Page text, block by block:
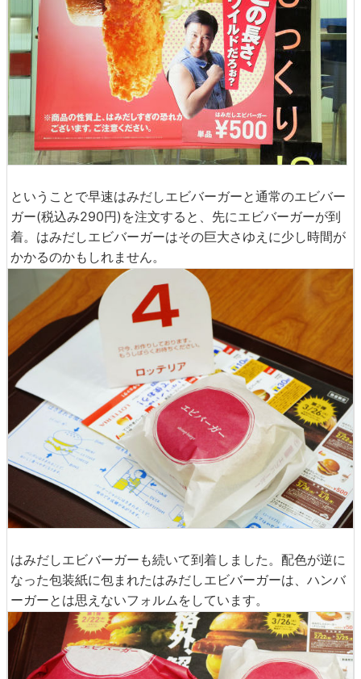
ということで早速はみだしエビバーガーと通常のエビバー
ガー(税込み290円)を注文すると、先にエビバーガーが到
着。はみだしエビバーガーはその巨大さゆえに少し時間が
かかるのかもしれません。
はみだしエビバーガーも続いて到着しました。配色が逆に
なった包装紙に包まれたはみだしエビバーガーは、ハンバ
ーガーとは思えないフォルムをしています。